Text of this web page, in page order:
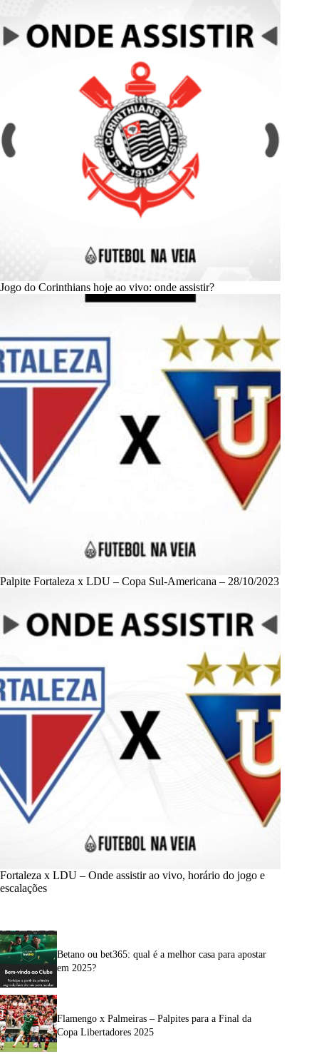
Jogo do Corinthians hoje ao vivo: onde assistir?
Palpite Fortaleza x LDU – Copa Sul-Americana – 28/10/2023
Fortaleza x LDU – Onde assistir ao vivo, horário do jogo e
escalações
Betano ou bet365: qual é a melhor casa para apostar
em 2025?
Flamengo x Palmeiras – Palpites para a Final da
Copa Libertadores 2025